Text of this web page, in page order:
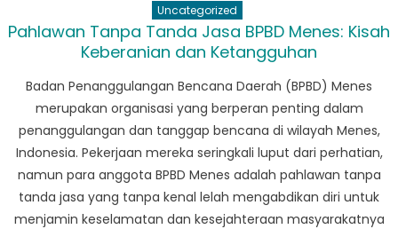
Dekat
di
Uncategorized
Pahlawan Tanpa Tanda Jasa BPBD Menes: Kisah
Keberanian dan Ketangguhan
Badan Penanggulangan Bencana Daerah (BPBD) Menes
merupakan organisasi yang berperan penting dalam
penanggulangan dan tanggap bencana di wilayah Menes,
Indonesia. Pekerjaan mereka seringkali luput dari perhatian,
namun para anggota BPBD Menes adalah pahlawan tanpa
tanda jasa yang tanpa kenal lelah mengabdikan diri untuk
menjamin keselamatan dan kesejahteraan masyarakatnya